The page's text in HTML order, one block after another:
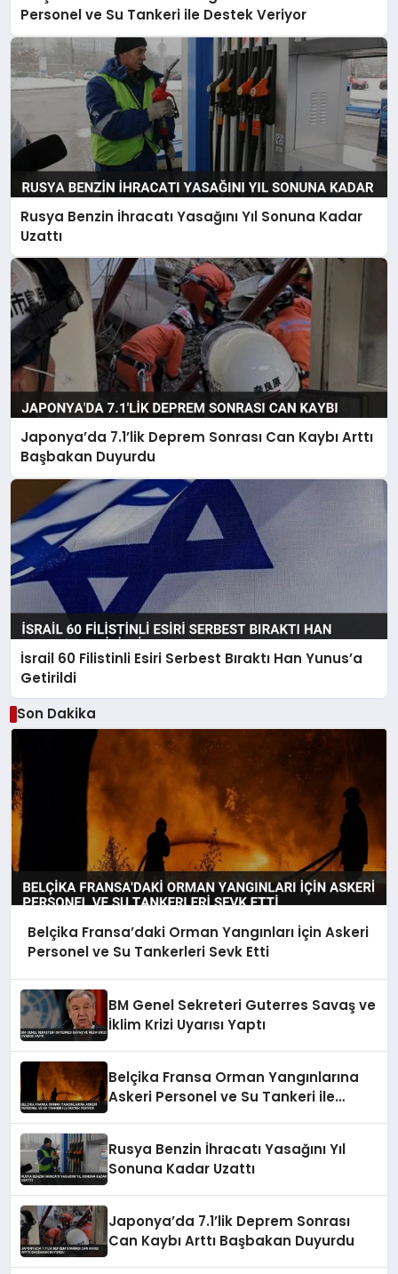
Personel ve Su Tankeri ile Destek Veriyor
Rusya Benzin İhracatı Yasağını Yıl Sonuna Kadar
Uzattı
Japonya’da 7.1’lik Deprem Sonrası Can Kaybı Arttı
Başbakan Duyurdu
İsrail 60 Filistinli Esiri Serbest Bıraktı Han Yunus’a
Getirildi
Son Dakika
Belçika Fransa’daki Orman Yangınları İçin Askeri
Personel ve Su Tankerleri Sevk Etti
BM Genel Sekreteri Guterres Savaş ve
İklim Krizi Uyarısı Yaptı
Belçika Fransa Orman Yangınlarına
Askeri Personel ve Su Tankeri ile
Rusya Benzin İhracatı Yasağını Yıl
Sonuna Kadar Uzattı
Japonya’da 7.1’lik Deprem Sonrası
Can Kaybı Arttı Başbakan Duyurdu